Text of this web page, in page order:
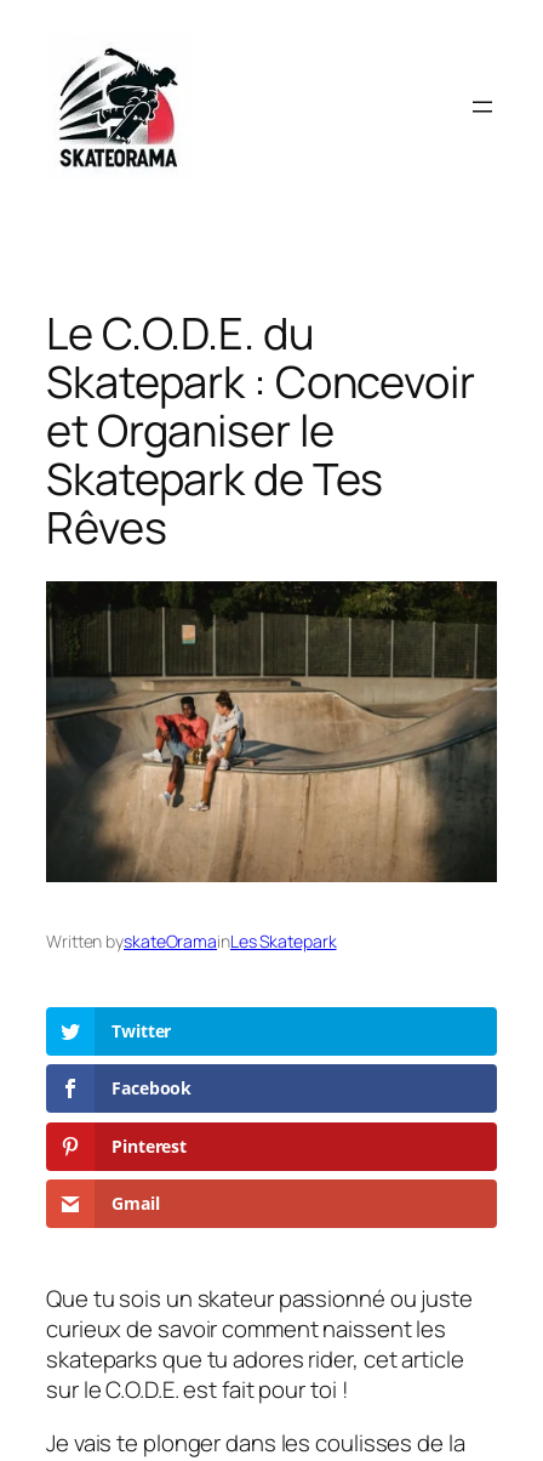
contenu
Le C.O.D.E. du
Skatepark : Concevoir
et Organiser le
Skatepark de Tes
Rêves
Written byskateOramainLes Skatepark
Twitter
Facebook
Pinterest
Gmail
Que tu sois un skateur passionné ou juste
curieux de savoir comment naissent les
skateparks que tu adores rider, cet article
sur le C.O.D.E. est fait pour toi !
Je vais te plonger dans les coulisses de la